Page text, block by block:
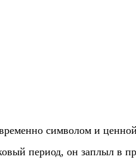
символом и
период, он заплыл в